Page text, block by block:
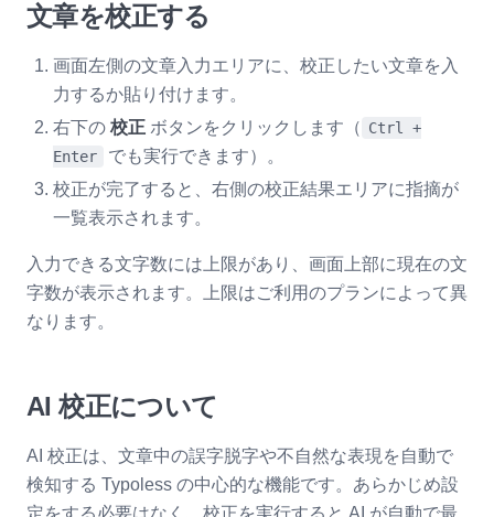
文章を校正する
画面左側の文章入力エリアに、校正したい文章を入
力するか貼り付けます。
右下の 校正 ボタンをクリックします（ Ctrl +
Enter
でも実行できます）。
校正が完了すると、右側の校正結果エリアに指摘が
一覧表示されます。
入力できる文字数には上限があり、画面上部に現在の文
字数が表示されます。上限はご利用のプランによって異
なります。
AI 校正について
AI 校正は、文章中の誤字脱字や不自然な表現を自動で
検知する Typoless の中心的な機能です。あらかじめ設
定をする必要はなく、校正を実行すると AI が自動で最